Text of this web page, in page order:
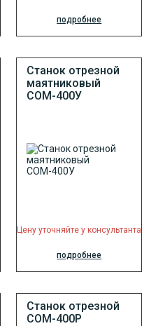
подробнее
Станок отрезной
маятниковый
СОМ-400У
Цену уточняйте у консультанта
подробнее
Станок отрезной
СОМ-400P